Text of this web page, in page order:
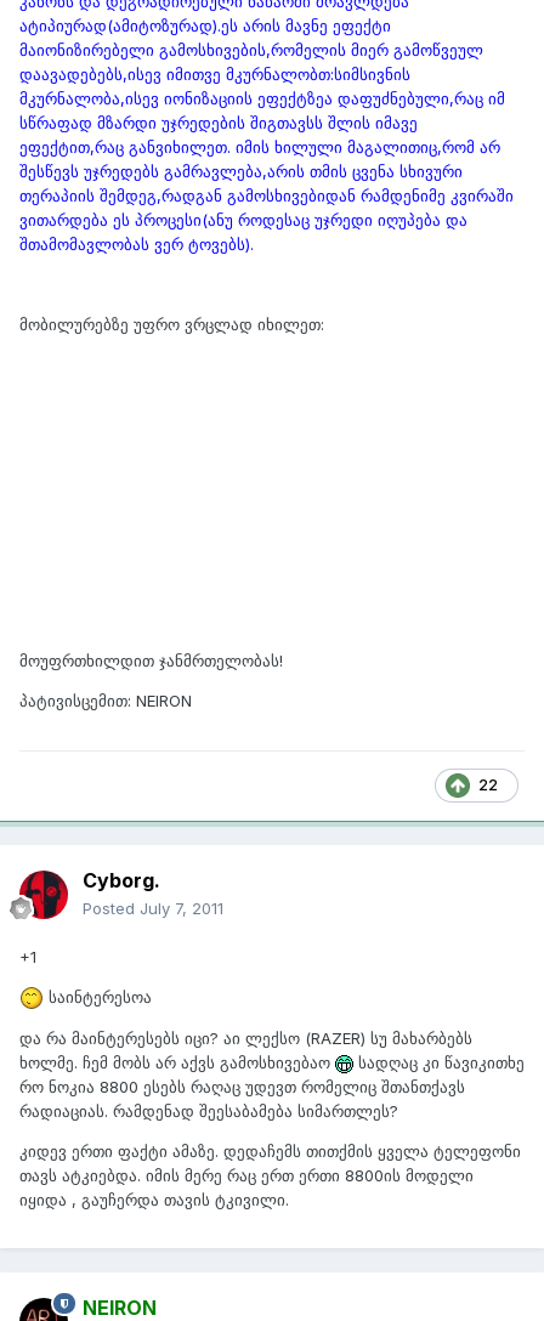
ატიპიურად(ამიტოზურად).ეს არის მავნე ეფექტი
მაიონიზირებელი გამოსხივების,რომელის მიერ გამოწვეულ
დაავადებებს,ისევ იმითვე მკურნალობთ:სიმსივნის
მკურნალობა,ისევ იონიზაციის ეფექტზეა დაფუძნებული,რაც იმ
სწრაფად მზარდი უჯრედების შიგთავსს შლის იმავე
ეფექტით,რაც განვიხილეთ. იმის ხილული მაგალითიც,რომ არ
შესწევს უჯრედებს გამრავლება,არის თმის ცვენა სხივური
თერაპიის შემდეგ,რადგან გამოსხივებიდან რამდენიმე კვირაში
ვითარდება ეს პროცესი(ანუ როდესაც უჯრედი იღუპება და
შთამომავლობას ვერ ტოვებს).
მობილურებზე უფრო ვრცლად იხილეთ:
მოუფრთხილდით ჯანმრთელობას!
პატივისცემით: NEIRON
22
Cyborg.
Posted July 7, 2011
+1
საინტერესოა
და რა მაინტერესებს იცი? აი ლექსო (RAZER) სუ მახარბებს
ხოლმე. ჩემ მობს არ აქვს გამოსხივებაო
სადღაც კი წავიკითხე
რო ნოკია 8800 ესებს რაღაც უდევთ რომელიც შთანთქავს
რადიაციას. რამდენად შეესაბამება სიმართლეს?
კიდევ ერთი ფაქტი ამაზე. დედაჩემს თითქმის ყველა ტელეფონი
თავს ატკიებდა. იმის მერე რაც ერთ ერთი 8800ის მოდელი
იყიდა , გაუჩერდა თავის ტკივილი.
NEIRON